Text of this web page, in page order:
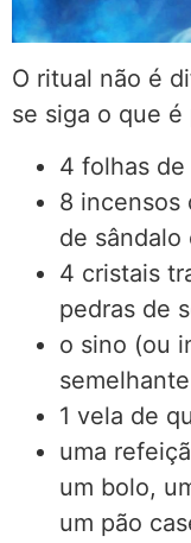
O ritual não é
se siga o que é
4 folhas de
8 incensos
de sândalo
4 cristais
pedras de
o sino (ou
1 vela de
uma
um bolo,
um pão